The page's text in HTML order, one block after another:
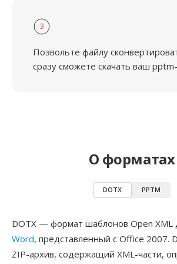
3
Позвольте файлу
сразу сможете скачать ваш
О форматах
DOTX PPTM
DOTX — формат шаблонов Open XML
Word, представленный с Office 2007.
ZIP-архив, содержащий XML-части,